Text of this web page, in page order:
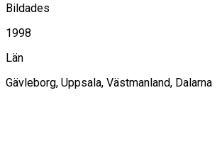
Bildades
1998
Län
Gävleborg, Uppsala, Västmanland, Dalarna